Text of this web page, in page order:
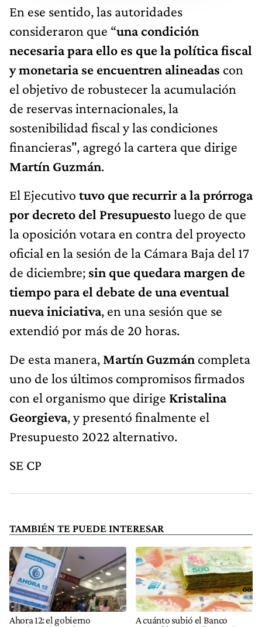
En ese sentido, las autoridades
consideraron que “una condición
necesaria para ello es que la política fiscal
y monetaria se encuentren alineadas con
el objetivo de robustecer la acumulación
de reservas internacionales, la
sostenibilidad fiscal y las condiciones
financieras", agregó la cartera que dirige
Martín Guzmán.
El Ejecutivo tuvo que recurrir a la prórroga
por decreto del Presupuestoluego de que
la oposición votara en contra del proyecto
oficial en la sesión de la Cámara Baja del 17
de diciembre; sin que quedara margen de
tiempo para el debate de una eventual
nueva iniciativa, en una sesión que se
extendió por más de 20 horas.
De esta manera, Martín Guzmán completa
uno de los últimos compromisos firmados
con el organismo que dirige Kristalina
Georgieva, y presentó finalmente el
Presupuesto 2022 alternativo.
SE CP
TAMBIÉN TE PUEDE INTERESAR
Ahora 12: el gobierno
A cuánto subió el Banco